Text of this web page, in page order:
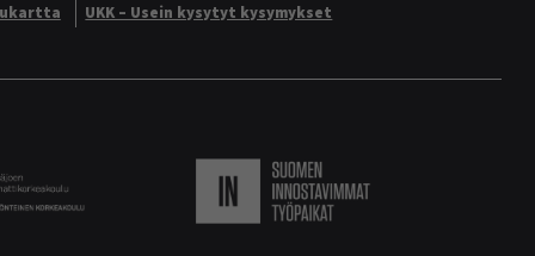
UKK – Usein kysytyt kysymykset
Logo Suomen innostavimmat